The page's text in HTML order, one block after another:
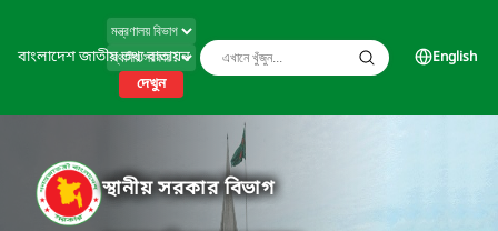
বাংলাদেশ জাতীয় তথ্য বাতায়ন
দেখুন
English
স্থানীয় সরকার বিভাগ